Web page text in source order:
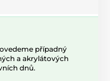
případný
a akrylátových
dnů.